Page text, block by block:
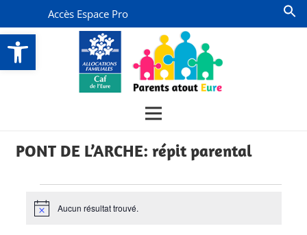
Ouvrir la barre d’outils
Accès Espace Pro
PONT DE L’ARCHE: répit parental
Évènements
Notice Aucun résultat trouvé.